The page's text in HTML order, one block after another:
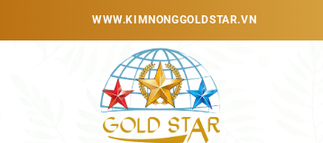
WWW.KIMNONGGOLDSTAR.VN